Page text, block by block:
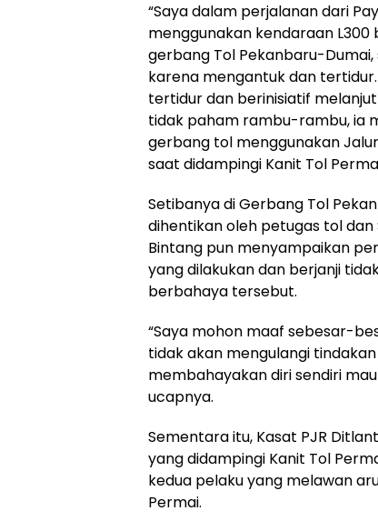
“Saya dalam perjalanan dari
menggunakan kendaraan
gerbang Tol Pekanbaru-
karena mengantuk dan
tertidur dan berinisiatif
tidak paham rambu-rambu, ia
gerbang tol menggunakan
saat didampingi Kanit Tol
Setibanya di Gerbang Tol
dihentikan oleh petugas tol dan
Bintang pun menyampaikan
yang dilakukan dan berjanji
berbahaya tersebut.
“Saya mohon maaf sebesar-
tidak akan mengulangi
membahayakan diri sendiri
ucapnya.
Sementara itu, Kasat PJR
yang didampingi Kanit Tol
kedua pelaku yang melawan
Permai.